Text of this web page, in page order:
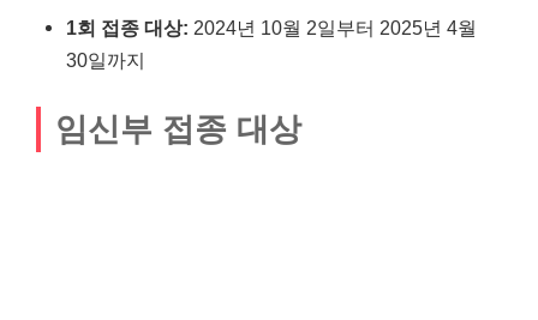
1회 접종 대상: 2024년 10월 2일부터 2025년 4월
30일까지
임신부 접종 대상